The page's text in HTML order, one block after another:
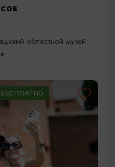
областной музей
БЕСПЛАТНО